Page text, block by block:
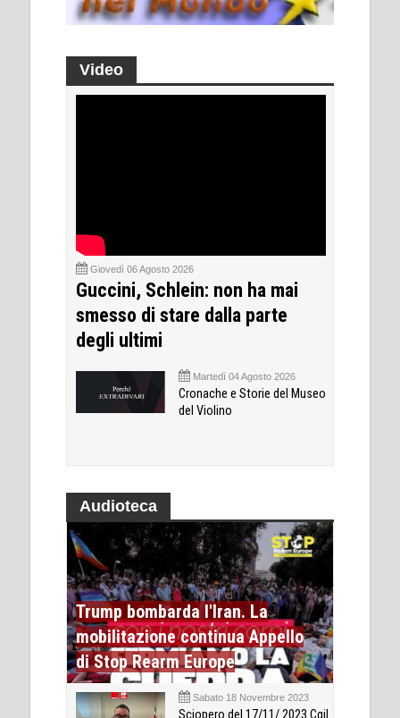
Video
Giovedì 06 Agosto 2026
Guccini, Schlein: non ha mai
smesso di stare dalla parte
degli ultimi
Martedì 04 Agosto 2026
Cronache e Storie del Museo
del Violino
Audioteca
Trump bombarda l'Iran. La
mobilitazione continua Appello
di Stop Rearm Europe
Sabato 18 Novembre 2023